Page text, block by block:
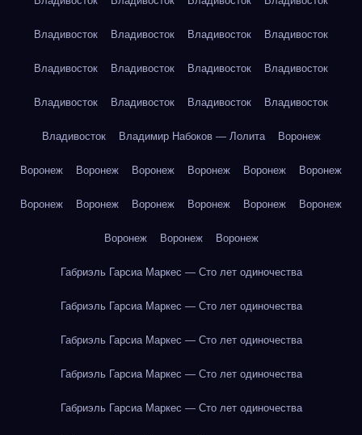
Владивосток Владивосток Владивосток Владивосток
Владивосток Владивосток Владивосток Владивосток
Владивосток Владивосток Владивосток Владивосток
Владивосток Владимир Набоков — Лолита Воронеж
Воронеж Воронеж Воронеж Воронеж Воронеж Воронеж
Воронеж Воронеж Воронеж Воронеж Воронеж Воронеж
Воронеж Воронеж Воронеж
Габриэль Гарсиа Маркес — Сто лет одиночества
Габриэль Гарсиа Маркес — Сто лет одиночества
Габриэль Гарсиа Маркес — Сто лет одиночества
Габриэль Гарсиа Маркес — Сто лет одиночества
Габриэль Гарсиа Маркес — Сто лет одиночества